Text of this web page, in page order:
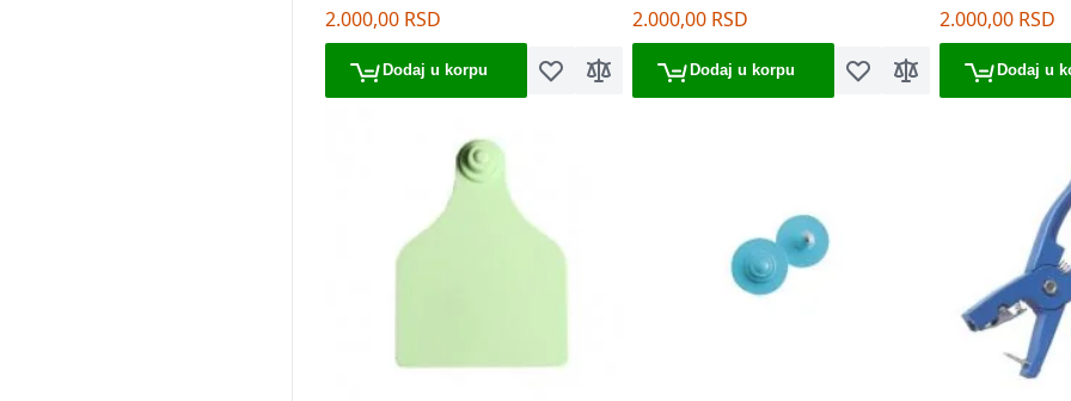
plave
2.000,00 RSD
Dodaj u korpu Dodaj u listu želja
Dodaj za poređenje
bele
2.000,00 RSD
Dodaj u korpu Dodaj u listu želja
Dodaj za poređenje
žute
2.000,00 RSD
Dodaj u